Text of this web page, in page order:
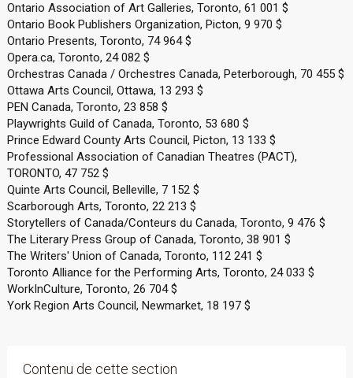
Ontario Association of Art Galleries, Toronto, 61 001 $
Ontario Book Publishers Organization, Picton, 9 970 $
Ontario Presents, Toronto, 74 964 $
Opera.ca, Toronto, 24 082 $
Orchestras Canada / Orchestres Canada, Peterborough, 70 455 $
Ottawa Arts Council, Ottawa, 13 293 $
PEN Canada, Toronto, 23 858 $
Playwrights Guild of Canada, Toronto, 53 680 $
Prince Edward County Arts Council, Picton, 13 133 $
Professional Association of Canadian Theatres (PACT),
TORONTO, 47 752 $
Quinte Arts Council, Belleville, 7 152 $
Scarborough Arts, Toronto, 22 213 $
Storytellers of Canada/Conteurs du Canada, Toronto, 9 476 $
The Literary Press Group of Canada, Toronto, 38 901 $
The Writers' Union of Canada, Toronto, 112 241 $
Toronto Alliance for the Performing Arts, Toronto, 24 033 $
WorkInCulture, Toronto, 26 704 $
York Region Arts Council, Newmarket, 18 197 $
Contenu de cette section